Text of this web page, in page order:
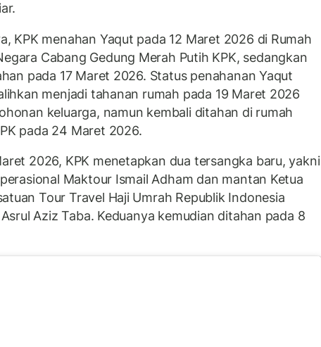
KPK menahan Yaqut pada 12 Maret 2026 di Rumah
Cabang Gedung Merah Putih KPK, sedangkan
pada 17 Maret 2026. Status penahanan Yaqut
menjadi tahanan rumah pada 19 Maret 2026
keluarga, namun kembali ditahan di rumah
pada 24 Maret 2026.
2026, KPK menetapkan dua tersangka baru, yakni
Maktour Ismail Adham dan mantan Ketua
Tour Travel Haji Umrah Republik Indonesia
Aziz Taba. Keduanya kemudian ditahan pada 8